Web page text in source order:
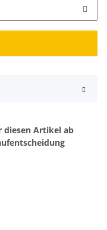
diesen Artikel ab